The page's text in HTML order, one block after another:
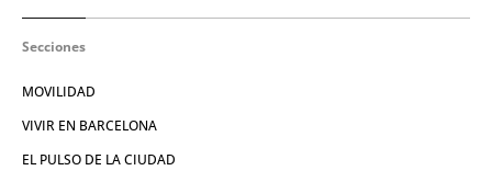
Secciones
MOVILIDAD
VIVIR EN BARCELONA
EL PULSO DE LA CIUDAD